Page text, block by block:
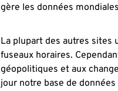
gère les données
La plupart des autres sites
fuseaux horaires.
géopolitiques et aux
jour notre base de